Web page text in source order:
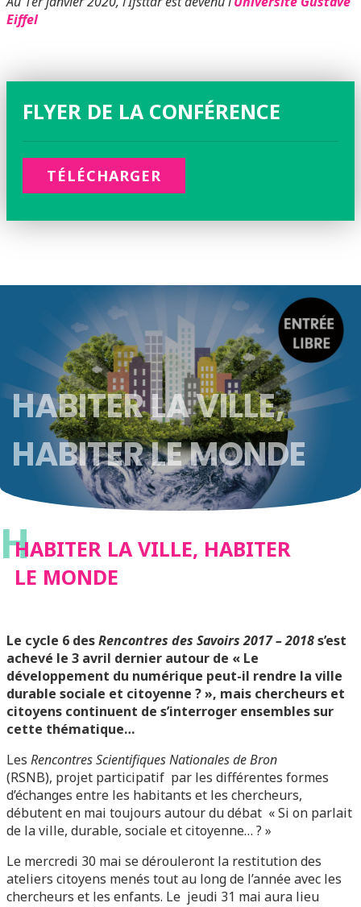
Eiffel
FLYER DE LA CONFÉRENCE
TÉLÉCHARGER
HABITER LA VILLE,
HABITER LE MONDE
H
HABITER LA VILLE, HABITER
LE MONDE
Le cycle 6 desRencontres des Savoirs 2017 – 2018s’est
achevé le 3 avril dernier autour de « Le
développement du numérique peut-il rendre la ville
durable sociale et citoyenne ? », mais chercheurs et
citoyens continuent de s’interroger ensembles sur
cette thématique…
Les Rencontres Scientifiques Nationales de Bron
(RSNB), projet participatif par les différentes formes
d’échanges entre les habitants et les chercheurs,
débutent en mai toujours autour du débat « Si on parlait
de la ville, durable, sociale et citoyenne… ? »
Le mercredi 30 mai se dérouleront la restitution des
ateliers citoyens menés tout au long de l’année avec les
chercheurs et les enfants. Le jeudi 31 mai aura lieu